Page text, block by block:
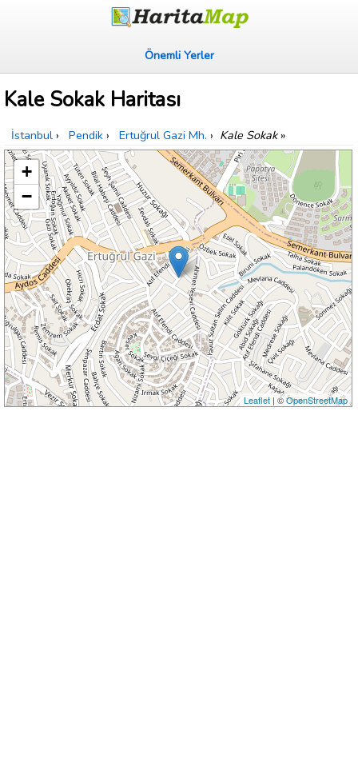
Önemli Yerler
Kale Sokak Haritası
İstanbul › Pendik › Ertuğrul Gazi Mh. › Kale Sokak»
+
−
Leaflet| ©OpenStreetMap